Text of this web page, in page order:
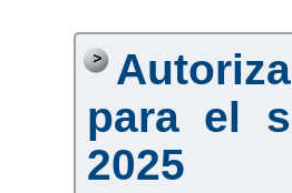
para el
2025